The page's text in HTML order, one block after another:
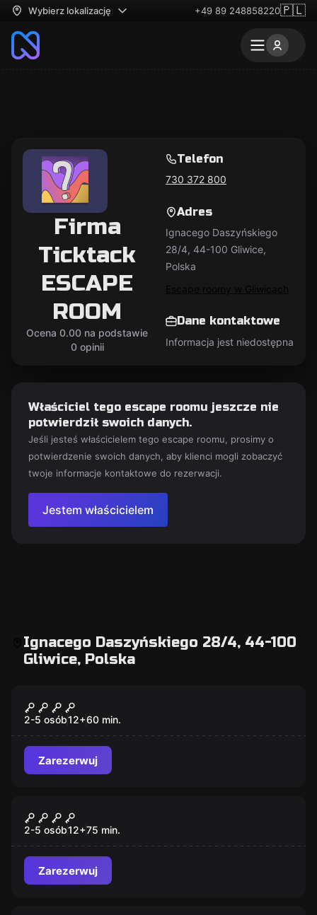
Wybierz lokalizację +49 89 248858220🇵🇱
Firma
Ticktack
ESCAPE
ROOM
Ocena 0.00 na podstawie
0 opinii
Telefon
730 372 800
Adres
Ignacego Daszyńskiego
28/4, 44-100 Gliwice,
Polska
Escape roomy w Gliwicach
Dane kontaktowe
Informacja jest niedostępna
Właściciel tego escape roomu jeszcze nie
potwierdził swoich danych.
Jeśli jesteś właścicielem tego escape roomu, prosimy o
potwierdzenie swoich danych, aby klienci mogli zobaczyć
twoje informacje kontaktowe do rezerwacji.
Jestem właścicielem
Ignacego Daszyńskiego 28/4, 44-100
Gliwice, Polska
WROTA CZASU: TORTUGA
2-5 osób12+60 min.
Zarezerwuj
LOKALIZACJA
2-5 osób12+75 min.
Zarezerwuj